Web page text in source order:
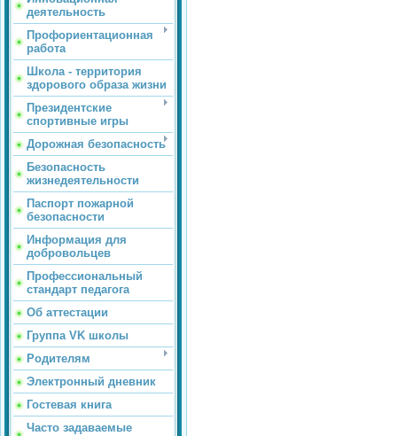
деятельность
Профориентационная
работа
Школа - территория
здорового образа жизни
Президентские
спортивные игры
Дорожная безопасность
Безопасность
жизнедеятельности
Паспорт пожарной
безопасности
Информация для
добровольцев
Профессиональный
стандарт педагога
Об аттестации
Группа VK школы
Родителям
Электронный дневник
Гостевая книга
Часто задаваемые